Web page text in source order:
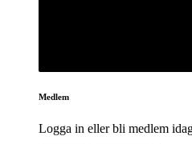
Medlem
Logga in eller bli medlem